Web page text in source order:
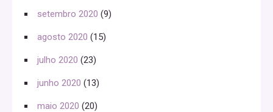
setembro 2020 (9)
agosto 2020 (15)
julho 2020 (23)
junho 2020 (13)
maio 2020 (20)